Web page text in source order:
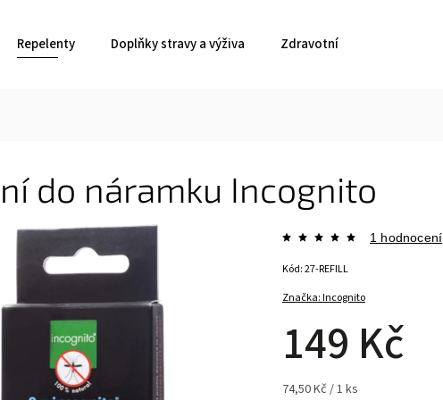
Repelenty Doplňky stravy a výživa Zdravotní pomůcky
do náramku Incognito
Značka:Incognito
1 hodnocení
149 Kč
74,50 Kč / 1 ks
Kód:27-REFILL